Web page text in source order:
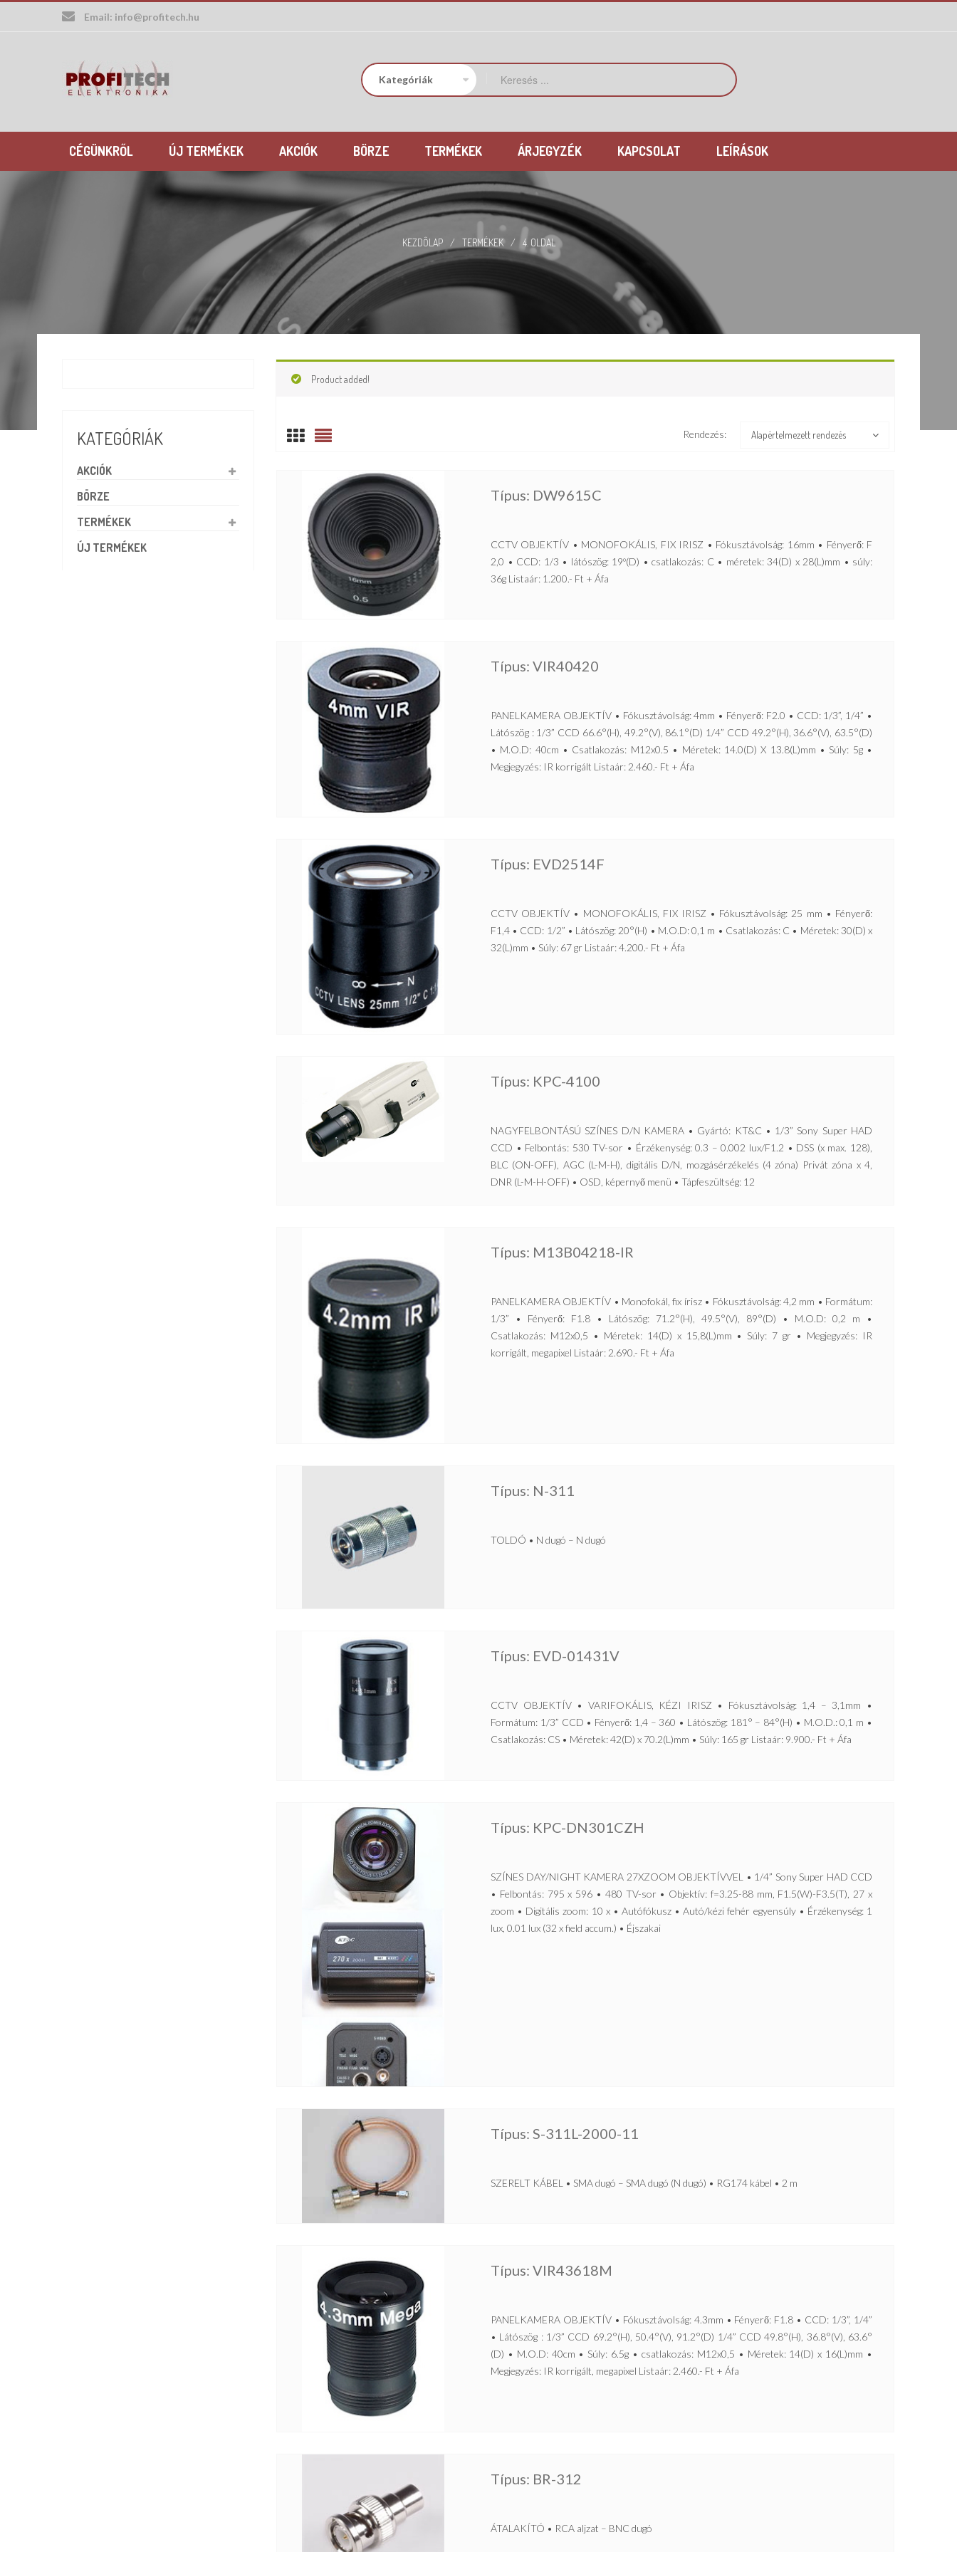
Email: info@profitech.hu
CÉGÜNKRŐL ÚJ TERMÉKEK AKCIÓK BÖRZE TERMÉKEK ÁRJEGYZÉK KAPCSOLAT LEÍRÁSOK
KEZDŐLAP / TERMÉKEK / 4. OLDAL
KATEGÓRIÁK
AKCIÓK
BÖRZE
TERMÉKEK
ÚJ TERMÉKEK
Product added!
Rendezés: Alapértelmezett rendezés
Típus: DW9615C
CCTV OBJEKTÍV • MONOFOKÁLIS, FIX IRISZ • Fókusztávolság: 16mm • Fényerő: F
2,0 • CCD: 1/3 • látószög: 19º(D) • csatlakozás: C • méretek: 34(D) x 28(L)mm • súly:
36g Listaár: 1.200.- Ft + Áfa
Típus: VIR40420
PANELKAMERA OBJEKTÍV • Fókusztávolság: 4mm • Fényerő: F2.0 • CCD: 1/3”, 1/4” •
Látószög : 1/3” CCD 66.6°(H), 49.2°(V), 86.1°(D) 1/4” CCD 49.2°(H), 36.6°(V), 63.5°(D)
• M.O.D: 40cm • Csatlakozás: M12x0.5 • Méretek: 14.0(D) X 13.8(L)mm • Súly: 5g •
Megjegyzés: IR korrigált Listaár: 2.460.- Ft + Áfa
Típus: EVD2514F
CCTV OBJEKTÍV • MONOFOKÁLIS, FIX IRISZ • Fókusztávolság: 25 mm • Fényerő:
F1,4 • CCD: 1/2” • Látószög: 20°(H) • M.O.D: 0,1 m • Csatlakozás: C • Méretek: 30(D) x
32(L)mm • Súly: 67 gr Listaár: 4.200.- Ft + Áfa
Típus: KPC-4100
NAGYFELBONTÁSÚ SZÍNES D/N KAMERA • Gyártó: KT&C • 1/3” Sony Super HAD
CCD • Felbontás: 530 TV-sor • Érzékenység: 0.3 – 0.002 lux/F1.2 • DSS (x max. 128),
BLC (ON-OFF), AGC (L-M-H), digitális D/N, mozgásérzékelés (4 zóna) Privát zóna x 4,
DNR (L-M-H-OFF) • OSD, képernyő menü • Tápfeszültség: 12
Típus: M13B04218-IR
PANELKAMERA OBJEKTÍV • Monofokál, fix írisz • Fókusztávolság: 4,2 mm • Formátum:
1/3” • Fényerő: F1.8 • Látószög: 71.2°(H), 49.5°(V), 89°(D) • M.O.D: 0,2 m •
Csatlakozás: M12x0,5 • Méretek: 14(D) x 15,8(L)mm • Súly: 7 gr • Megjegyzés: IR
korrigált, megapixel Listaár: 2.690.- Ft + Áfa
Típus: N-311
TOLDÓ • N dugó – N dugó
Típus: EVD-01431V
CCTV OBJEKTÍV • VARIFOKÁLIS, KÉZI IRISZ • Fókusztávolság: 1,4 – 3,1mm •
Formátum: 1/3” CCD • Fényerő: 1,4 – 360 • Látószög: 181° – 84°(H) • M.O.D.: 0,1 m •
Csatlakozás: CS • Méretek: 42(D) x 70.2(L)mm • Súly: 165 gr Listaár: 9.900.- Ft + Áfa
Típus: KPC-DN301CZH
SZÍNES DAY/NIGHT KAMERA 27XZOOM OBJEKTÍVVEL • 1/4” Sony Super HAD CCD
• Felbontás: 795 x 596 • 480 TV-sor • Objektív: f=3.25-88 mm, F1.5(W)-F3.5(T), 27 x
zoom • Digitális zoom: 10 x • Autófókusz • Autó/kézi fehér egyensúly • Érzékenység: 1
lux, 0.01 lux (32 x field accum.) • Éjszakai
Típus: S-311L-2000-11
SZERELT KÁBEL • SMA dugó – SMA dugó (N dugó) • RG174 kábel • 2 m
Típus: VIR43618M
PANELKAMERA OBJEKTÍV • Fókusztávolság: 4.3mm • Fényerő: F1.8 • CCD: 1/3”, 1/4”
• Látószög : 1/3” CCD 69.2°(H), 50.4°(V), 91.2°(D) 1/4” CCD 49.8°(H), 36.8°(V), 63.6°
(D) • M.O.D: 40cm • Súly: 6.5g • csatlakozás: M12x0,5 • Méretek: 14(D) x 16(L)mm •
Megjegyzés: IR korrigált, megapixel Listaár: 2.460.- Ft + Áfa
Típus: BR-312
ÁTALAKÍTÓ • RCA aljzat – BNC dugó